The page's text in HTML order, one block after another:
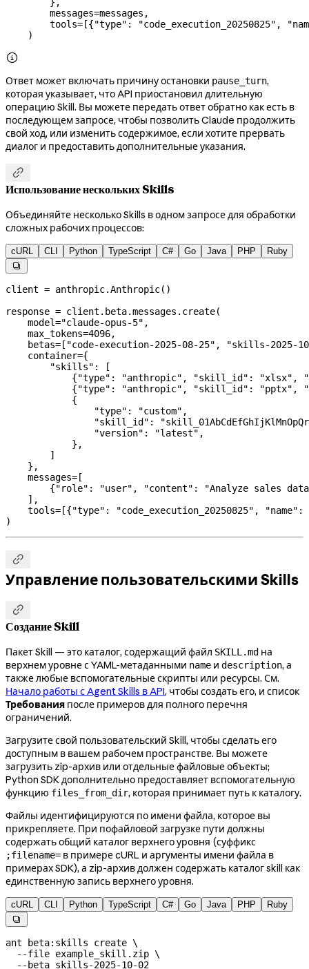
        messages
=messages,
        tools
=[{"type" : "code_execution_20250825" ,
    )

Ответ может включать причину остановки pause_turn,
которая указывает, что API приостановил длительную
операцию Skill. Вы можете передать ответ обратно как есть в
последующем запросе, чтобы позволить Claude продолжить
свой ход, или изменить содержимое, если хотите прервать
диалог и предоставить дополнительные указания.

Использование нескольких Skills
Объединяйте несколько Skills в одном запросе для обработки
сложных рабочих процессов:
cURL CLI Python TypeScript C# Go Java PHP Ruby

client = anthropic.Anthropic()
response = client.beta.messages.create(
    model
="claude-opus-5" ,
    max_tokens
=4096,
    betas
= [ "code-execution-2025-08-25" ,
"skills-2025-
    container
={
        "skills"
: [
            {
"type" : "anthropic" , "skill_id" : "xlsx" ,
            {
"type" : "anthropic" , "skill_id" : "pptx" ,
            {
                "type"
: "custom" ,
                "skill_id"
:
                "version"
: "latest" ,
            },
        ]
    },
    messages
= [
        {
"role" : "user" , "content" :
"Analyze sales
    ],
    tools
= [{"type" : "code_execution_20250825" , "name" :
)

Управление пользовательскими Skills

Создание Skill
Пакет Skill — это каталог, содержащий файл SKILL.md на
верхнем уровне с YAML-метаданными name и description, а
также любые вспомогательные скрипты или ресурсы. См.
Начало работы с Agent Skills в API, чтобы создать его, и список
Требования после примеров для полного перечня
ограничений.
Загрузите свой пользовательский Skill, чтобы сделать его
доступным в вашем рабочем пространстве. Вы можете
загрузить zip-архив или отдельные файловые объекты;
Python SDK дополнительно предоставляет вспомогательную
функцию files_from_dir, которая принимает путь к каталогу.
Файлы идентифицируются по имени файла, которое вы
прикрепляете. При пофайловой загрузке пути должны
содержать общий каталог верхнего уровня (суффикс
;filename= в примере cURL и аргументы имени файла в
примерах SDK), а zip-архив должен содержать каталог skill как
единственную запись верхнего уровня.
cURL CLI Python TypeScript C# Go Java PHP Ruby

ant beta:skills create \
  --file
example_skill.zip \
  --beta
skills-2025-10-02